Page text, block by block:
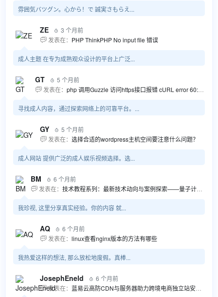
雰囲気バツグン。心から！で 誠実さもらえ...
ZE  3 个月前
 发表在： PHP ThinkPHP No input file 错误
成人主题 在专为成熟观众设计的平台上广泛...
GT  5 个月前
 发表在： php 调用Guzzle 访问https接口报错 cURL error 60: SSL certificate problem...
寻找成人内容，通过探索网络上的可靠平台。...
GY  5 个月前
 发表在： 选择合适的wordpress主机空间要注意什么问题？
成人网站 提供广泛的成人娱乐视频选择。选...
BM  6 个月前
 发表在： 技术教程系列：最新技术动向与案例探索——量子计算商业应用揭秘 该教程将深入探索最新技术动态，重点关注量子计算技术在商业领域的应用，结合具体案例阐述其背景、起因、经过和结果。同时，强调技术文档和运维文档的重要性，揭示它们在新技术发展和行业标准...
我珍视, 这里分享真实经验。你的内容 就...
AQ  6 个月前
 发表在： linux查看nginx版本的方法有哪些
我热爱这样的想法, 那么放松地度假。真棒...
JosephEneld  6 个月前
 发表在： 蓝易云高防CDN与服务器助力跨境电商独立站安全高效发展